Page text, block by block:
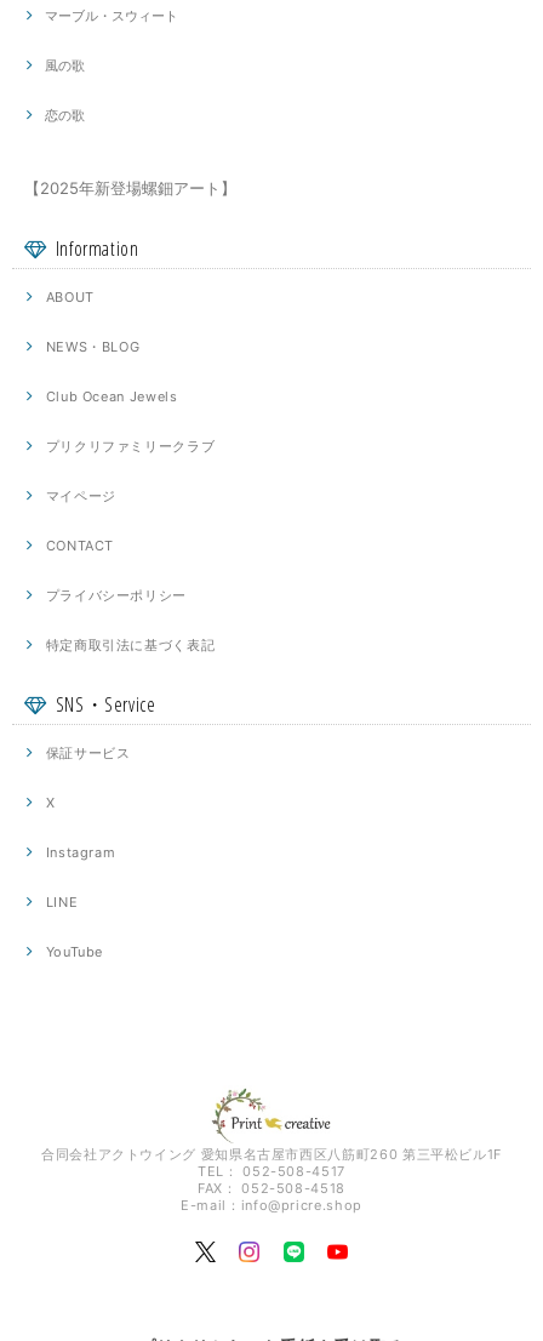
マーブル・スウィート
風の歌
恋の歌
【2025年新登場螺鈿アート】
Information
ABOUT
NEWS・BLOG
Club Ocean Jewels
プリクリファミリークラブ
マイページ
CONTACT
プライバシーポリシー
特定商取引法に基づく表記
SNS・Service
保証サービス
X
Instagram
LINE
YouTube
合同会社アクトウイング 愛知県名古屋市西区八筋町260 第三平松ビル1F
TEL： 052-508-4517
FAX： 052-508-4518
E-mail： info@pricre.shop